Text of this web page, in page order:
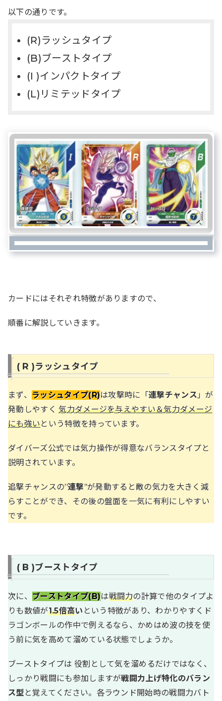
以下の通りです。
(R)ラッシュタイプ
(B)ブーストタイプ
(I )インパクトタイプ
(L)リミテッドタイプ
カードにはそれぞれ特徴がありますので、
順番に解説していきます。
( R )ラッシュタイプ
まず、 ラッシュタイプ(R)は攻撃時に「連撃チャンス 」が
発動しやすく気力ダメージを与えやすい＆気力ダメージ
にも強いという特徴を持っています。
ダイバーズ公式では気力操作が得意なバランスタイプと
説明されています。
追撃チャンスの’’連撃’’が発動すると敵の気力を大きく減
らすことができ、その後の盤面を一気に有利にしやすい
です。
( B )ブーストタイプ
次に、 ブーストタイプ(B)は戦闘力の計算で他のタイプよ
りも数値が1.5倍高い という特徴があり、わかりやすくド
ラゴンボールの作中で例えるなら、かめはめ波の技を使
う前に気を高めて溜めている状態でしょうか。
ブーストタイプは 役割として気を溜めるだけではなく、
しっかり戦闘にも参加しますが戦闘力上げ特化のバラン
ス型 と覚えてください。各ラウンド開始時の戦闘力バト